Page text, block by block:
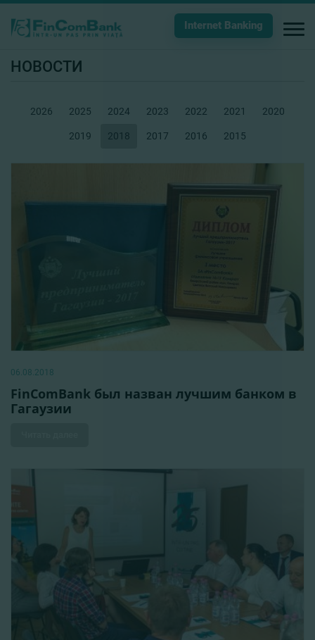
Internet Banking
НОВОСТИ
2026 2025 2024 2023 2022 2021 2020
2019 2018 2017 2016 2015
06.08.2018
FinComBank был назван лучшим банком в
Гагаузии